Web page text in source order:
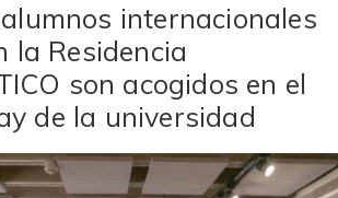
internacionales
la Residencia
son acogidos en el
de la universidad